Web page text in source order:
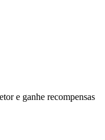
e ganhe recompensas